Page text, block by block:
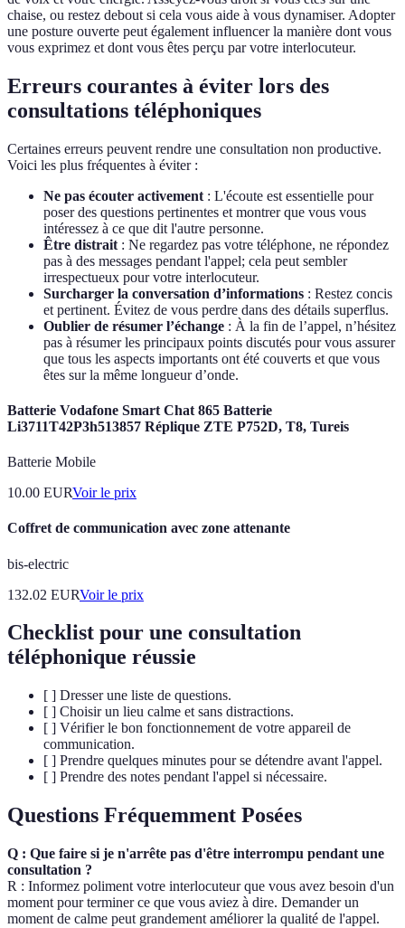
chaise, ou restez debout si cela vous aide à vous dynamiser. Adopter
une posture ouverte peut également influencer la manière dont vous
vous exprimez et dont vous êtes perçu par votre interlocuteur.
Erreurs courantes à éviter lors des
consultations téléphoniques
Certaines erreurs peuvent rendre une consultation non productive.
Voici les plus fréquentes à éviter :
Ne pas écouter activement : L'écoute est essentielle pour
poser des questions pertinentes et montrer que vous vous
intéressez à ce que dit l'autre personne.
Être distrait : Ne regardez pas votre téléphone, ne répondez
pas à des messages pendant l'appel; cela peut sembler
irrespectueux pour votre interlocuteur.
Surcharger la conversation d’informations : Restez concis
et pertinent. Évitez de vous perdre dans des détails superflus.
Oublier de résumer l’échange : À la fin de l’appel, n’hésitez
pas à résumer les principaux points discutés pour vous assurer
que tous les aspects importants ont été couverts et que vous
êtes sur la même longueur d’onde.
Batterie Vodafone Smart Chat 865 Batterie
Li3711T42P3h513857 Réplique ZTE P752D, T8, Tureis
Batterie Mobile
10.00 EURVoir le prix
Coffret de communication avec zone attenante
bis-electric
132.02 EURVoir le prix
Checklist pour une consultation
téléphonique réussie
[ ] Dresser une liste de questions.
[ ] Choisir un lieu calme et sans distractions.
[ ] Vérifier le bon fonctionnement de votre appareil de
communication.
[ ] Prendre quelques minutes pour se détendre avant l'appel.
[ ] Prendre des notes pendant l'appel si nécessaire.
Questions Fréquemment Posées
Q : Que faire si je n'arrête pas d'être interrompu pendant une
consultation ?
R : Informez poliment votre interlocuteur que vous avez besoin d'un
moment pour terminer ce que vous aviez à dire. Demander un
moment de calme peut grandement améliorer la qualité de l'appel.